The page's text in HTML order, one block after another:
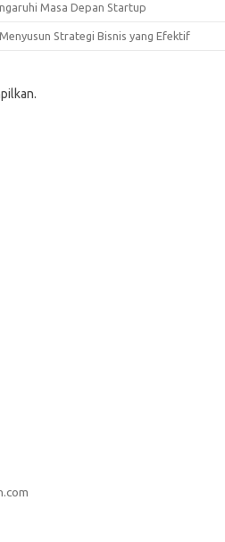
Masa Depan Startup
Strategi Bisnis yang Efektif